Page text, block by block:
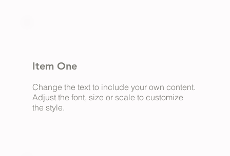
Item One
Change the text to include your own content.
Adjust the font, size or scale to customize
the style.